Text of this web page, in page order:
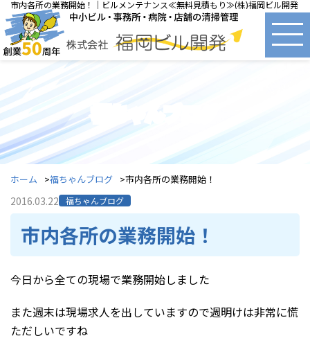
市内各所の業務開始！｜ビルメンテナンス≪無料見積もり≫(株)福岡ビル開発
福ちゃんブログ
ホーム 福ちゃんブログ 市内各所の業務開始！
2016.03.22 福ちゃんブログ
市内各所の業務開始！
今日から全ての現場で業務開始しました
また週末は現場求人を出していますので週明けは非常に慌
ただしいですね